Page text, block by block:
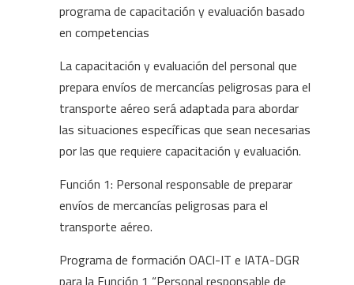
programa de capacitación y evaluación basado
en competencias
La capacitación y evaluación del personal que
prepara envíos de mercancías peligrosas para el
transporte aéreo será adaptada para abordar
las situaciones específicas que sean necesarias
por las que requiere capacitación y evaluación.
Función 1: Personal responsable de preparar
envíos de mercancías peligrosas para el
transporte aéreo.
Programa de formación OACI-IT e IATA-DGR
para la Función 1 “Personal responsable de